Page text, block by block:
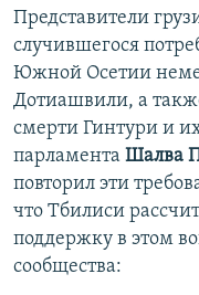
Представители
случившегося
Южной Осетии
Дотиашвили, а
смерти Гинтури и
парламента Шалва
повторил эти
что Тбилиси
поддержку в этом
сообщества: